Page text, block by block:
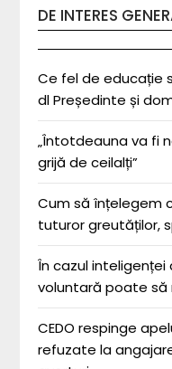
DE INTERES
Ce fel de educație
dl Președinte și
„Întotdeauna va fi
grijă de ceilalți”
Cum să înțelegem
tuturor greutăților,
În cazul inteligenței
voluntară poate să
CEDO respinge
refuzate la